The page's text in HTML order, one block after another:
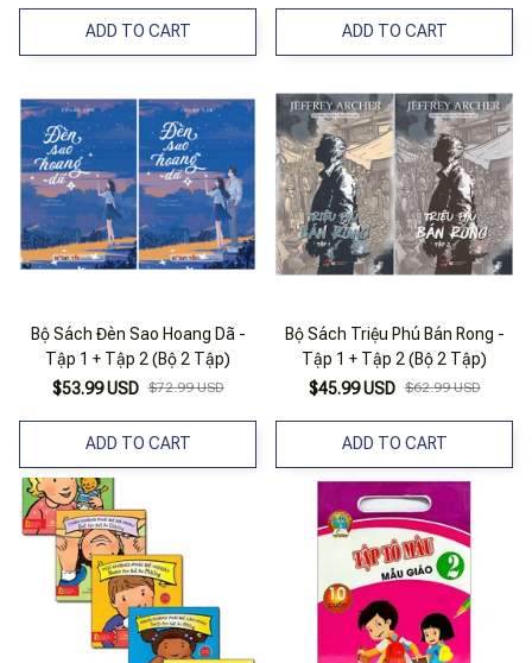
ADD TO CART ADD TO CART
Bộ Sách Đèn Sao Hoang Dã -
Tập 1 + Tập 2 (Bộ 2 Tập)
$53.99 USD $72.99 USD
ADD TO CART
Bộ Sách Triệu Phú Bán Rong -
Tập 1 + Tập 2 (Bộ 2 Tập)
$45.99 USD $62.99 USD
ADD TO CART